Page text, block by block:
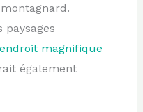
paysages
magnifique
également